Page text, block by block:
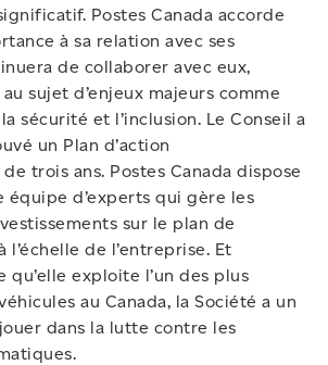
Postes Canada accorde
à sa relation avec ses
de collaborer avec eux,
sujet d’enjeux majeurs comme
sécurité et l’inclusion. Le Conseil a
un Plan d’action
trois ans. Postes Canada dispose
équipe d’experts qui gère les
sur le plan de
l’échelle de l’entreprise. Et
qu’elle exploite l’un des plus
au Canada, la Société a un
dans la lutte contre les